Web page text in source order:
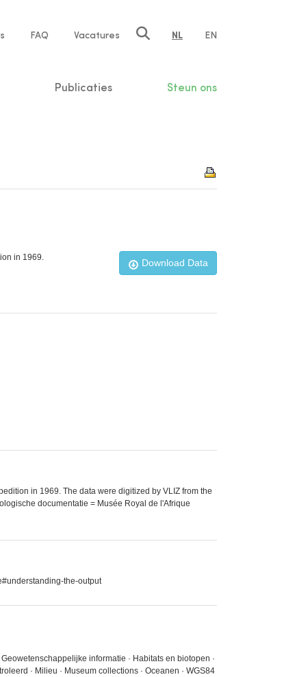
FAQ Vacatures NL EN
Publicaties Steun ons
Download Data
in 1969.
in 1969. The data were digitized by VLIZ from the
documentatie = Musée Royal de l'Afrique
the-output
informatie · Habitats en biotopen ·
· Milieu · Museum collections · Oceanen · WGS84